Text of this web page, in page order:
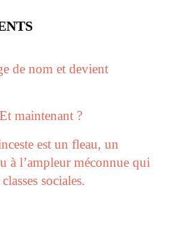
de nom et devient
maintenant ?
est un fleau, un
à l’ampleur méconnue qui
sociales.